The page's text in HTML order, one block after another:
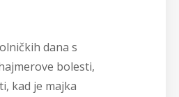
dana s
bolesti,
kad je majka